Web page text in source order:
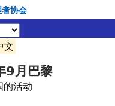
协会
文
9月巴黎
活动